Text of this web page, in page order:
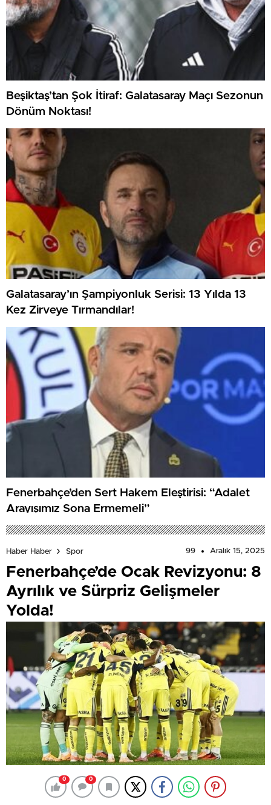
Beşiktaş’tan Şok İtiraf: Galatasaray Maçı Sezonun
Dönüm Noktası!
Galatasaray’ın Şampiyonluk Serisi: 13 Yılda 13
Kez Zirveye Tırmandılar!
Fenerbahçe’den Sert Hakem Eleştirisi: “Adalet
Arayışımız Sona Ermemeli”
Haber Haber Spor 99 Aralık 15, 2025
Fenerbahçe’de Ocak Revizyonu: 8
Ayrılık ve Sürpriz Gelişmeler
Yolda!
0 0